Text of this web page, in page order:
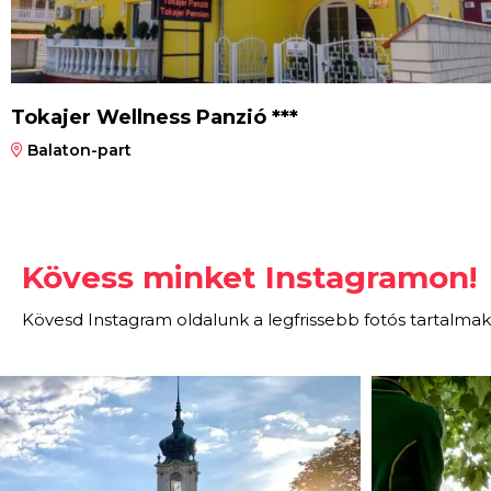
Tokajer Wellness Panzió ***
Balaton-part
Kövess minket Instagramon!
Kövesd Instagram oldalunk a legfrissebb fotós